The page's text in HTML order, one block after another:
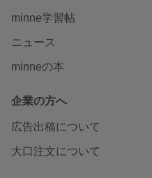
minne学習帖
ニュース
minneの本
企業の方へ
広告出稿について
大口注文について